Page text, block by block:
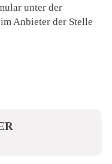
unter der
Anbieter der Stelle